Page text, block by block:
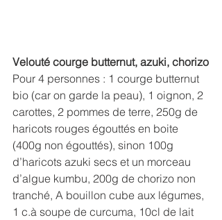
Velouté courge butternut, azuki, chorizo
Pour 4 personnes : 1 courge butternut
bio (car on garde la peau), 1 oignon, 2
carottes, 2 pommes de terre, 250g de
haricots rouges égouttés en boite
(400g non égouttés), sinon 100g
d’haricots azuki secs et un morceau
d’algue kumbu, 200g de chorizo non
tranché, A bouillon cube aux légumes,
1 c.à soupe de curcuma, 10cl de lait